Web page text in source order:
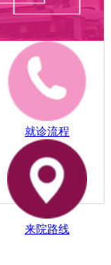
就诊流程
来院路线